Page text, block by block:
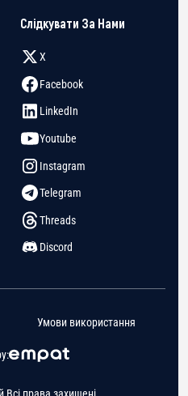
Слідкувати За Нами
X
Facebook
LinkedIn
Youtube
Instagram
Telegram
Threads
Discord
Умови використання